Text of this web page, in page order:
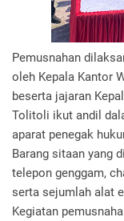
Pemusnahan
oleh Kepala Kantor
beserta jajaran
Tolitoli ikut andil
aparat penegak
Barang sitaan yang
telepon genggam,
serta sejumlah alat
Kegiatan